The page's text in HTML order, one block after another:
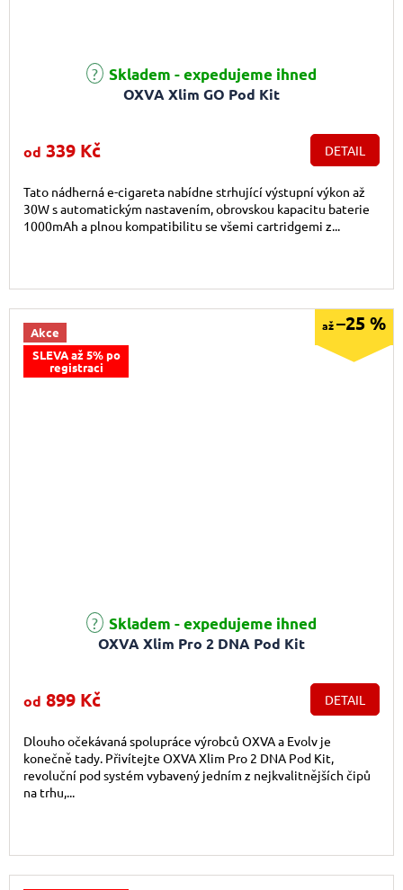
OXVA Xlim GO Pod Kit
Průměrné hodnocení produktu je 4,9 z 5 hvězdiček.
Skladem - expedujeme ihned
od 339 Kč DETAIL
Tato nádherná e-cigareta nabídne strhující výstupní výkon až
30W s automatickým nastavením, obrovskou kapacitu baterie
1000mAh a plnou kompatibilitu se všemi cartridgemi z...
Akce
SLEVA až 5% po
registraci
až–25 %
OXVA Xlim Pro 2 DNA Pod Kit
Průměrné hodnocení produktu je 4,6 z 5 hvězdiček.
Skladem - expedujeme ihned
od 899 Kč DETAIL
Dlouho očekávaná spolupráce výrobců OXVA a Evolv je
konečně tady. Přivítejte OXVA Xlim Pro 2 DNA Pod Kit,
revoluční pod systém vybavený jedním z nejkvalitnějších čipů
na trhu,...